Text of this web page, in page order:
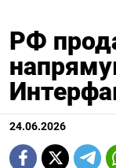
РФ
24.06.2026